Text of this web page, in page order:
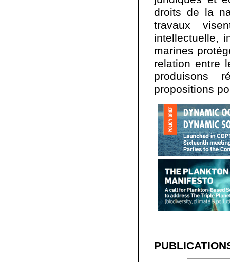
droits de la
travaux
intellectuelle,
marines
relation entre
produisons
propositions